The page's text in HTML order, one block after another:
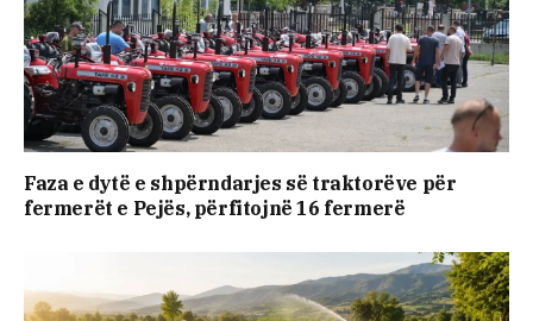
Faza e dytë e shpërndarjes së traktorëve për
fermerët e Pejës, përfitojnë 16 fermerë